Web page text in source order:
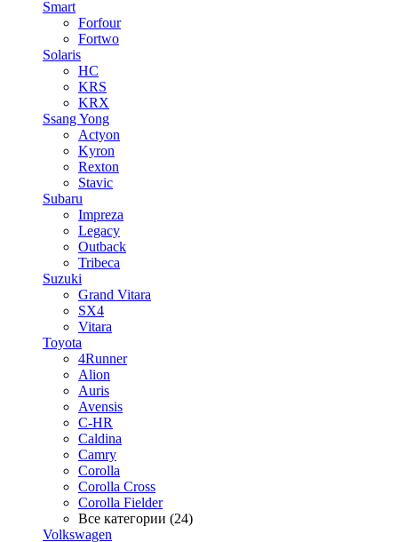
Smart
Forfour
Fortwo
Solaris
HC
KRS
KRX
Ssang Yong
Actyon
Kyron
Rexton
Stavic
Subaru
Impreza
Legacy
Outback
Tribeca
Suzuki
Grand Vitara
SX4
Vitara
Toyota
4Runner
Alion
Auris
Avensis
C-HR
Caldina
Camry
Corolla
Corolla Cross
Corolla Fielder
Все категории (24)
Volkswagen